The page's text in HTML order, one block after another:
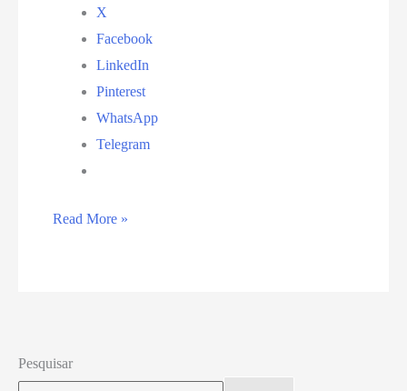
X
Facebook
LinkedIn
Pinterest
WhatsApp
Telegram
FliBeco
Read More »
Pesquisar